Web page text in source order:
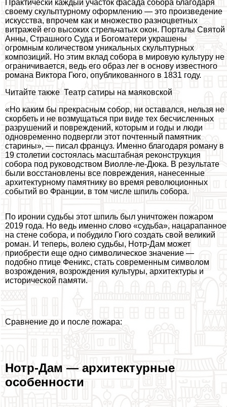
Пpaктически каждый участок фасада собора благодаря
своему скульптурному оформлению — это произведение
искусства, впрочем как и множество разноцветных
витражей его высоких стрельчатых окон. Порталы Святой
Анны, Страшного Суда и Богоматери украшены
огромным количеством уникальных скульптурных
композиций. Но этим вклад собора в мировую культуру не
ограничивается, ведь его образ лег в основу известного
романа Виктора Гюго, опубликованного в 1831 году.
Читайте также Театр сатиры на маяковской
«Но каким бы прекрасным собор, ни оставался, нельзя не
скорбеть и не возмущаться при виде тех бесчисленных
разрушений и повреждений, которым и годы и люди
одновременно подвергли этот почтенный памятник
старины», — писал француз. Именно благодаря роману в
19 столетии состоялась масштабная реконструкция
собора под руководством Виолле-ле-Дюка. В результате
были восстановлены все повреждения, нанесенные
архитектурному памятнику во время революционных
событий во Франции, в том числе шпиль собора.
По иронии судьбы этот шпиль был уничтожен пожаром
2019 года. Но ведь именно слово «судьба», нацарапанное
на стене собора, и побудило Гюго создать свой великий
роман. И теперь, волею судьбы, Нотр-Дам может
приобрести еще одно символическое значение —
подобно птице Феникс, стать современным символом
возрождения, возрождения культуры, архитектуры и
исторической памяти.
Сравнение до и после пожара:
Нотр-Дам — архитектурные
особенности